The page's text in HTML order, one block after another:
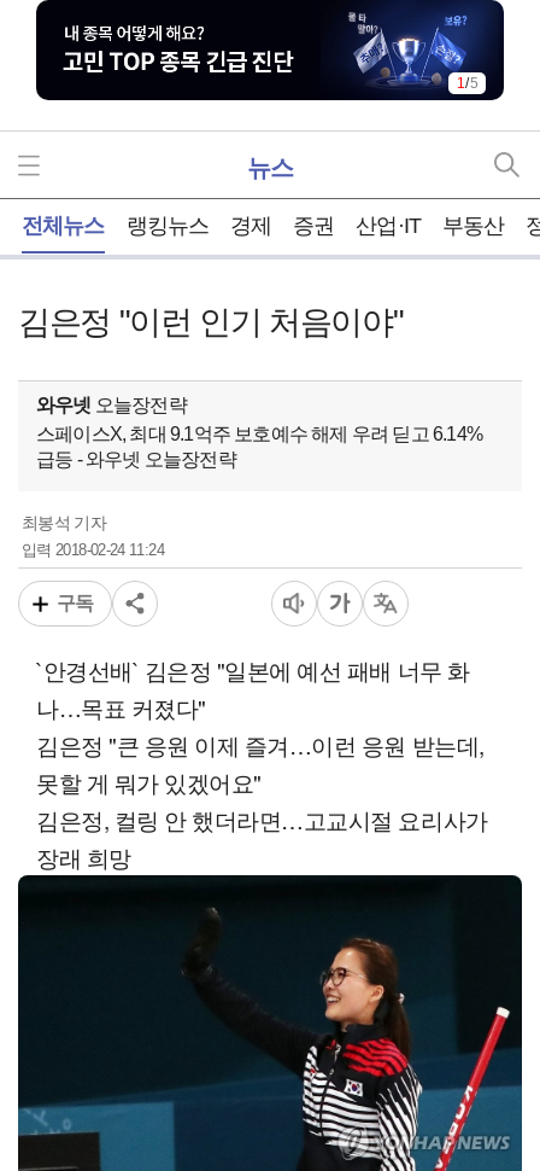
1/5
뉴스
전체뉴스 랭킹뉴스 경제 증권 산업·IT 부동산
김은정 "이런 인기 처음이야"
와우넷 오늘장전략
스페이스X, 최대 9.1억주 보호예수 해제 우려 딛고 6.14%
급등 - 와우넷 오늘장전략
최봉석 기자
입력2018-02-24 11:24
구독
`안경선배` 김은정 "일본에 예선 패배 너무 화
나…목표 커졌다"
김은정 "큰 응원 이제 즐겨…이런 응원 받는데,
못할 게 뭐가 있겠어요"
김은정, 컬링 안 했더라면…고교시절 요리사가
장래 희망